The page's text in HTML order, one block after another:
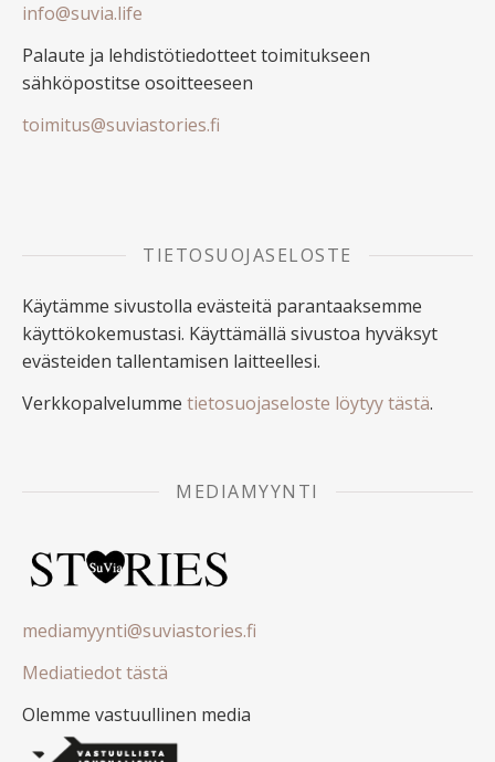
info@suvia.life
Palaute ja lehdistötiedotteet toimitukseen
sähköpostitse osoitteeseen
toimitus@suviastories.fi
TIETOSUOJASELOSTE
Käytämme sivustolla evästeitä parantaaksemme
käyttökokemustasi. Käyttämällä sivustoa hyväksyt
evästeiden tallentamisen laitteellesi.
Verkkopalvelumme tietosuojaseloste löytyy tästä.
MEDIAMYYNTI
mediamyynti@suviastories.fi
Mediatiedot tästä
Olemme vastuullinen media